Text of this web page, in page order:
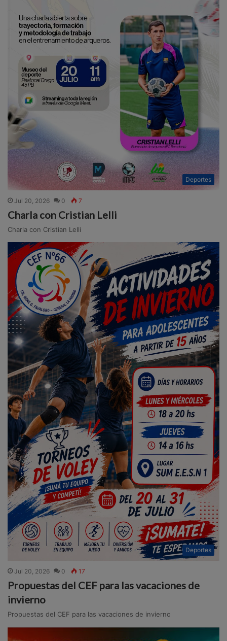
Deportes
Jul 20, 2026 0 7
Charla con Cristian Lelli
Charla con Cristian Lelli
Deportes
Jul 20, 2026 0 17
Propuestas del CEF para las vacaciones de
invierno
Propuestas del CEF para las vacaciones de invierno